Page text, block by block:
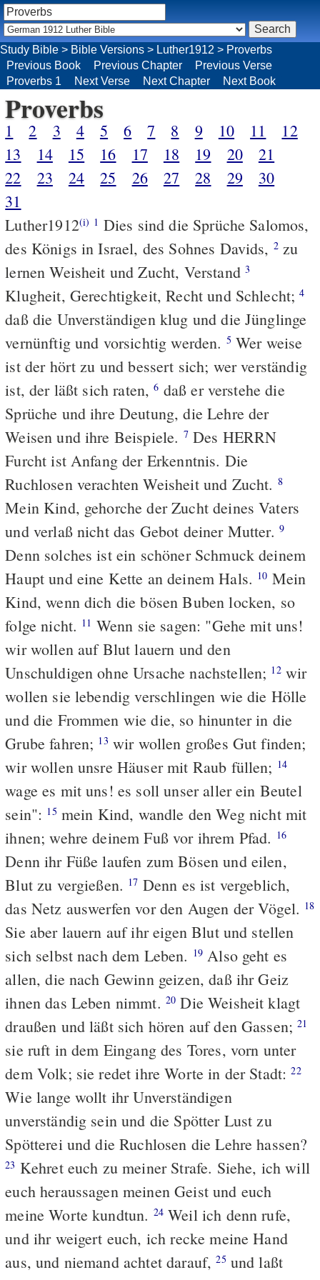
Study Bible > Bible Versions > Luther1912 > Proverbs
Previous Book
Previous Chapter
Previous Verse
Proverbs 1
Next Verse Next Chapter Next Book
Proverbs
1 2 3 4 5 6 7 8 9 10 11
12
13
14 15 16 17 18 19 20
21
22
23 24 25 26 27 28 29
30
31
Luther1912(i) 1 Dies sind die Sprüche Salomos,
des Königs in Israel, des Sohnes Davids, 2zu
lernen Weisheit und Zucht, Verstand 3
Klugheit, Gerechtigkeit, Recht und Schlecht;4
daß die Unverständigen klug und die Jünglinge
vernünftig und vorsichtig werden. 5 Wer weise
ist der hört zu und bessert sich; wer verständig
ist, der läßt sich raten,6 daß er verstehe die
Sprüche und ihre Deutung, die Lehre der
Weisen und ihre Beispiele. 7Des HERRN
Furcht ist Anfang der Erkenntnis. Die
Ruchlosen verachten Weisheit und Zucht. 8
Mein Kind, gehorche der Zucht deines Vaters
und verlaß nicht das Gebot deiner Mutter. 9
Denn solches ist ein schöner Schmuck deinem
Haupt und eine Kette an deinem Hals. 10 Mein
Kind, wenn dich die bösen Buben locken, so
folge nicht. 11 Wenn sie sagen: "Gehe mit uns!
wir wollen auf Blut lauern und den
Unschuldigen ohne Ursache nachstellen; 12wir
wollen sie lebendig verschlingen wie die Hölle
und die Frommen wie die, so hinunter in die
Grube fahren; 13 wir wollen großes Gut finden;
wir wollen unsre Häuser mit Raub füllen; 14
wage es mit uns! es soll unser aller ein Beutel
sein": 15 mein Kind, wandle den Weg nicht mit
ihnen; wehre deinem Fuß vor ihrem Pfad. 16
Denn ihr Füße laufen zum Bösen und eilen,
Blut zu vergießen. 17 Denn es ist vergeblich,
das Netz auswerfen vor den Augen der Vögel. 18
Sie aber lauern auf ihr eigen Blut und stellen
sich selbst nach dem Leben. 19 Also geht es
allen, die nach Gewinn geizen, daß ihr Geiz
ihnen das Leben nimmt. 20 Die Weisheit klagt
draußen und läßt sich hören auf den Gassen;21
sie ruft in dem Eingang des Tores, vorn unter
dem Volk; sie redet ihre Worte in der Stadt:22
Wie lange wollt ihr Unverständigen
unverständig sein und die Spötter Lust zu
Spötterei und die Ruchlosen die Lehre hassen?
23 Kehret euch zu meiner Strafe. Siehe, ich will
euch heraussagen meinen Geist und euch
meine Worte kundtun. 24Weil ich denn rufe,
und ihr weigert euch, ich recke meine Hand
aus, und niemand achtet darauf,25 und laßt